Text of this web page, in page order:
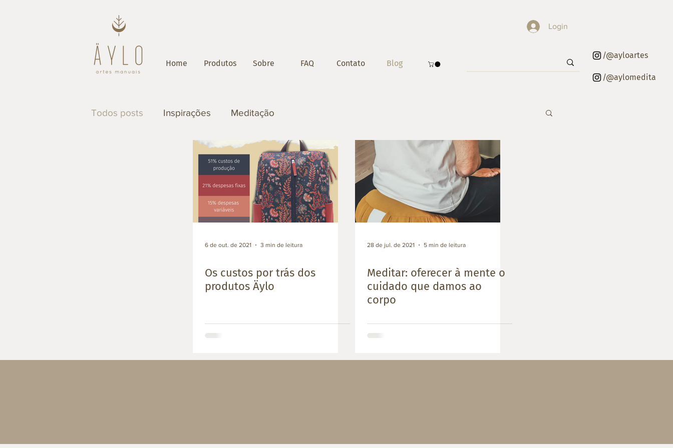
Home Produtos Sobre FAQ Contato Blog
Login
/@ayloartes
/@aylomedita
Todos posts Inspirações Meditação
6 de out. de 2021 3 min de leitura
Os custos por trás dos
produtos Äylo
28 de jul. de 2021 5 min de leitura
Meditar: oferecer à mente o
cuidado que damos ao
corpo